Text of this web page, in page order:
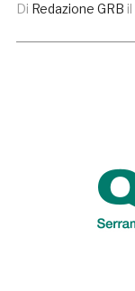
Di Redazione GRB il